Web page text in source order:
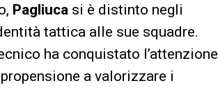
Pagliuca si è distinto negli
tattica alle sue squadre.
ha conquistato l’attenzione
a valorizzare i